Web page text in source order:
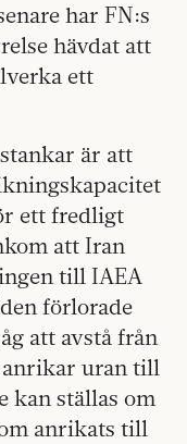
har FN:s
hävdat att
ett
är att
ett fredligt
att Iran
till IAEA
förlorade
att avstå från
uran till
kan ställas om
anrikats till